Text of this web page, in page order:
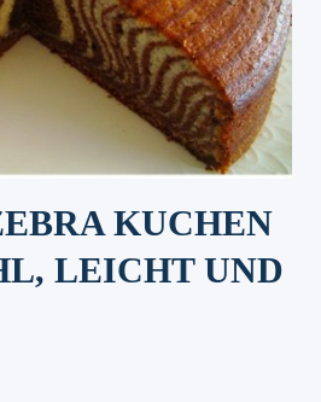
KUCHEN
LEICHT UND